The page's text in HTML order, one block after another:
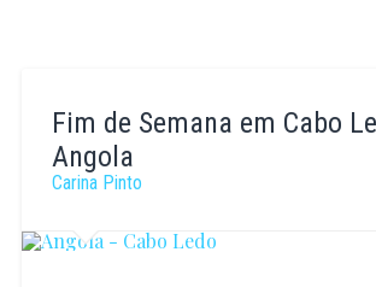
Fim de Semana em Cabo
Angola
Carina Pinto